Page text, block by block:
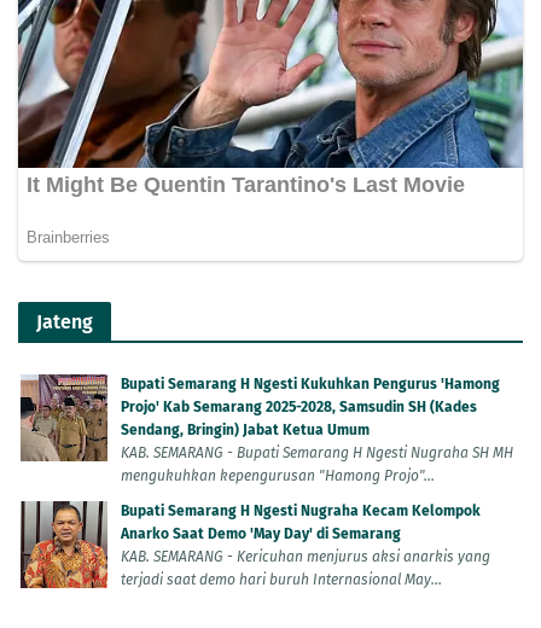
Jateng
Bupati Semarang H Ngesti Kukuhkan Pengurus 'Hamong
Projo' Kab Semarang 2025-2028, Samsudin SH (Kades
Sendang, Bringin) Jabat Ketua Umum
KAB. SEMARANG - Bupati Semarang H Ngesti Nugraha SH MH
mengukuhkan kepengurusan "Hamong Projo"...
Bupati Semarang H Ngesti Nugraha Kecam Kelompok
Anarko Saat Demo 'May Day' di Semarang
KAB. SEMARANG - Kericuhan menjurus aksi anarkis yang
terjadi saat demo hari buruh Internasional May...